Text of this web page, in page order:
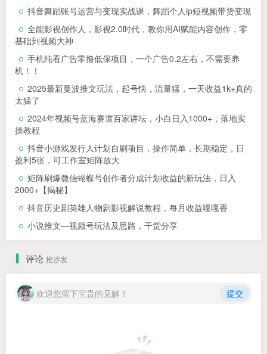
抖音舞蹈账号运营与变现实战课，舞蹈个人ip短视频带货变现
全能影视创作人，影视2.0时代，教你用AI赋能内容创作，​零
基础到视频大神
手机纯看广告零撸低保项目，一个广告0.2左右，不需要养
机！！
2025最新曼波推文玩法，起号快，流量猛，一天收益1k+真的
太猛了
2024年视频号蓝海赛道百家讲坛，小白日入1000+，落地实
操教程
抖音小游戏发行人计划自刷项目，操作简单，长期稳定，日
盈利5张，可工作室矩阵放大
矩阵刷爆微信蝴蝶号创作者分成计划收益的新玩法，日入
2000+【揭秘】
抖音历史剧英雄人物剧影视解说教程，每月收益嘎嘎香
小说推文—视频号玩法及思路，干货分享
评论 抢沙发
欢迎您留下宝贵的见解！ 提交